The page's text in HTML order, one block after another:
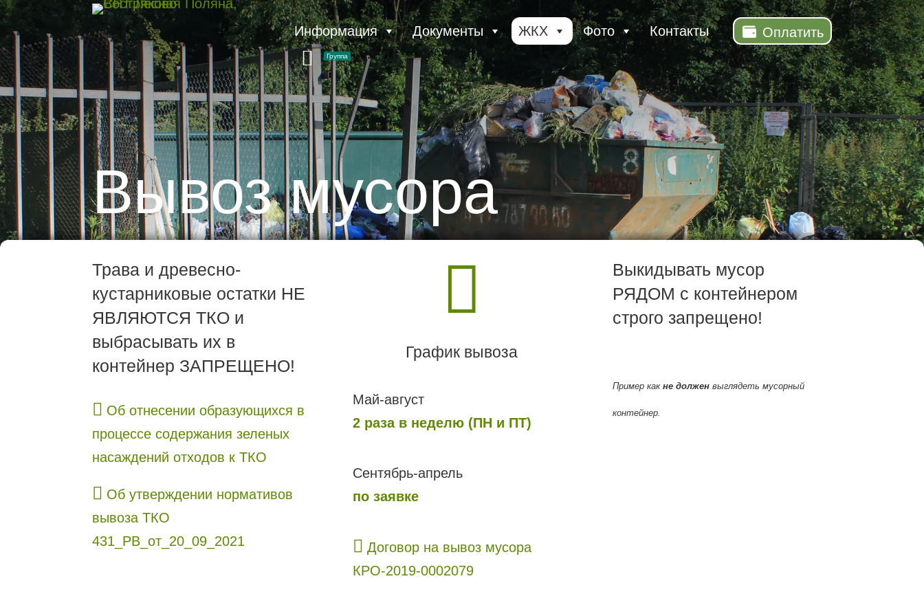
Информация Документы ЖКХ Фото Контакты Оплатить
Группа
Вывоз мусора
Трава и древесно-
кустарниковые остатки НЕ
ЯВЛЯЮТСЯ ТКО и
выбрасывать их в
контейнер ЗАПРЕЩЕНО!
Об отнесении образующихся в
процессе содержания зеленых
насаждений отходов к ТКО
Об утверждении нормативов
вывоза ТКО
431_РВ_от_20_09_2021

График вывоза
Май-август
2 раза в неделю (ПН и ПТ)
Сентябрь-апрель
по заявке
Договор на вывоз мусора
КРО-2019-0002079
Выкидывать мусор
РЯДОМ с контейнером
строго запрещено!
Пример как не долженвыглядеть мусорный
контейнер.